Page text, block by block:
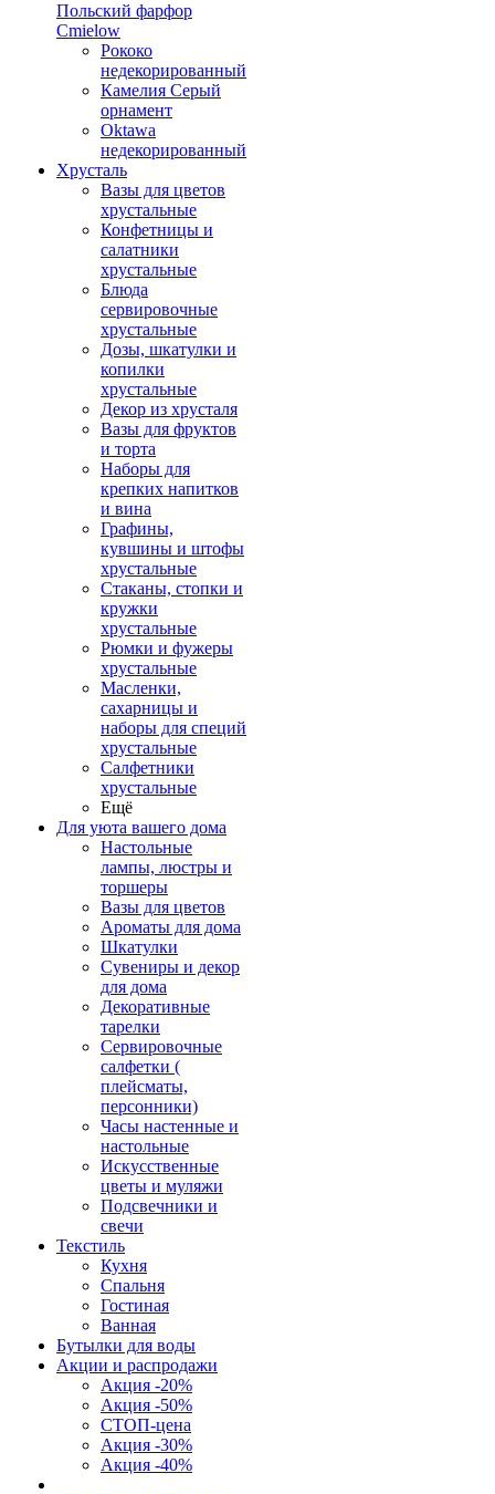
Польский фарфор
Сmielow
Рококо
недекорированный
Камелия Серый
орнамент
Oktawa
недекорированный
Хрусталь
Вазы для цветов
хрустальные
Конфетницы и
салатники
хрустальные
Блюда
сервировочные
хрустальные
Дозы, шкатулки и
копилки
хрустальные
Декор из хрусталя
Вазы для фруктов
и торта
Наборы для
крепких напитков
и вина
Графины,
кувшины и штофы
хрустальные
Стаканы, стопки и
кружки
хрустальные
Рюмки и фужеры
хрустальные
Масленки,
сахарницы и
наборы для специй
хрустальные
Салфетники
хрустальные
Ещё
Для уюта вашего дома
Настольные
лампы, люстры и
торшеры
Вазы для цветов
Ароматы для дома
Шкатулки
Сувениры и декор
для дома
Декоративные
тарелки
Сервировочные
салфетки (
плейсматы,
персонники)
Часы настенные и
настольные
Искусственные
цветы и муляжи
Подсвечники и
свечи
Текстиль
Кухня
Спальня
Гостиная
Ванная
Бутылки для воды
Акции и распродажи
Акция -20%
Акция -50%
СТОП-цена
Акция -30%
Акция -40%